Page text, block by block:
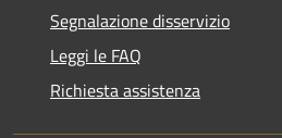
Segnalazione disservizio
Leggi le FAQ
Richiesta assistenza